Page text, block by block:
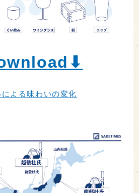
よる味わいの変化